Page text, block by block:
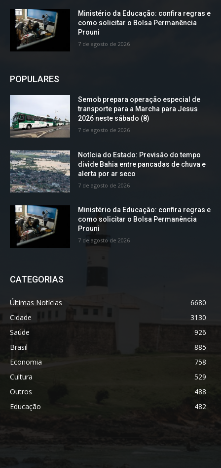
Ministério da Educação: confira regras e
como solicitar o Bolsa Permanência
Prouni
7 de agosto de 2026
POPULARES
Semob prepara operação especial de
transporte para a Marcha para Jesus
2026 neste sábado (8)
7 de agosto de 2026
Notícia do Estado: Previsão do tempo
divide Bahia entre pancadas de chuva e
alerta por ar seco
7 de agosto de 2026
Ministério da Educação: confira regras e
como solicitar o Bolsa Permanência
Prouni
7 de agosto de 2026
CATEGORIAS
Últimas Notícias
6680
Cidade
3130
Saúde
926
Brasil
885
Economia
758
Cultura
529
Outros
488
Educação
482